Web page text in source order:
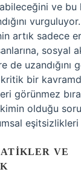
ve bu
artık sadece
sosyal
de uzandığını
bir
görünmez
olduğu
VE